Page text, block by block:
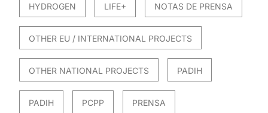
HYDROGEN LIFE+ NOTAS DE PRENSA
OTHER EU / INTERNATIONAL PROJECTS
OTHER NATIONAL PROJECTS PADIH
PADIH PCPP PRENSA